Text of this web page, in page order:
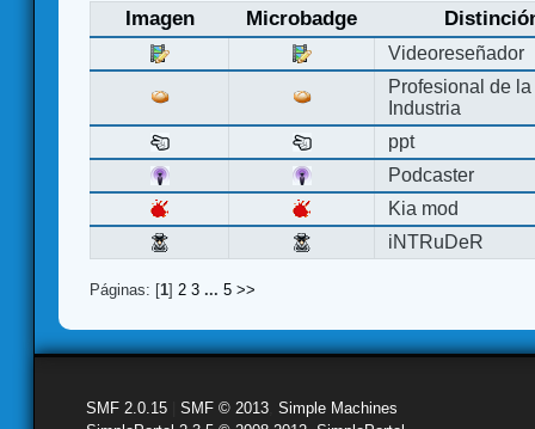
Imagen Microbadge
Videoreseñador
Profesional de la
Industria
ppt
Podcaster
Kia mod
iNTRuDeR
Páginas: [1] 2 3 ... 5 >>
SMF 2.0.15 SMF © 2013 Simple Machines